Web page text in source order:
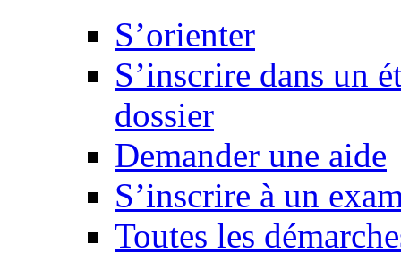
S’orienter
S’inscrire dans un
dossier
Demander une aide
S’inscrire à un
Toutes les